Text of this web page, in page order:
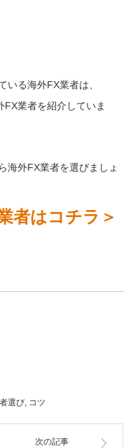
いる海外FX業者は、
業者を紹介していま
海外FX業者を選びましょ
者はコチラ＞
選び, コツ
次の記事